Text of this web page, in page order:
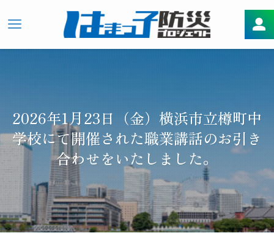
2026年1月23日（金）横浜市立樽町中
学校にて開催された職業講話のお引き
合わせをいたしました。